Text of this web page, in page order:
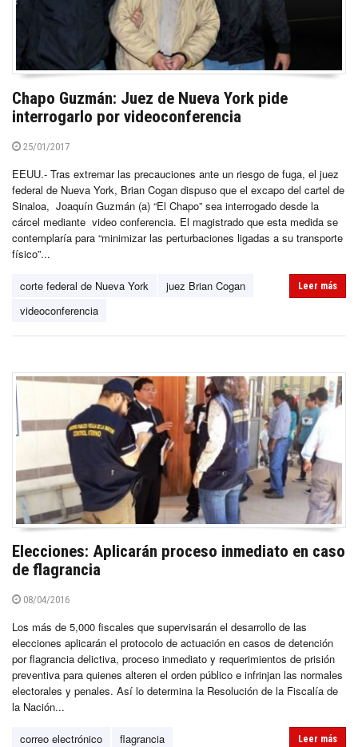
Chapo Guzmán: Juez de Nueva York pide
interrogarlo por videoconferencia
25/01/2017
EEUU.- Tras extremar las precauciones ante un riesgo de fuga, el juez
federal de Nueva York, Brian Cogan dispuso que el excapo del cartel de
Sinaloa, Joaquín Guzmán (a) “El Chapo” sea interrogado desde la
cárcel mediante video conferencia. El magistrado que esta medida se
contemplaría para “minimizar las perturbaciones ligadas a su transporte
físico”...
corte federal de Nueva York
juez Brian Cogan
videoconferencia
Leer más
Elecciones: Aplicarán proceso inmediato en caso
de flagrancia
08/04/2016
Los más de 5,000 fiscales que supervisarán el desarrollo de las
elecciones aplicarán el protocolo de actuación en casos de detención
por flagrancia delictiva, proceso inmediato y requerimientos de prisión
preventiva para quienes alteren el orden público e infrinjan las normales
electorales y penales. Así lo determina la Resolución de la Fiscalía de
la Nación...
correo electrónico
flagrancia
Leer más